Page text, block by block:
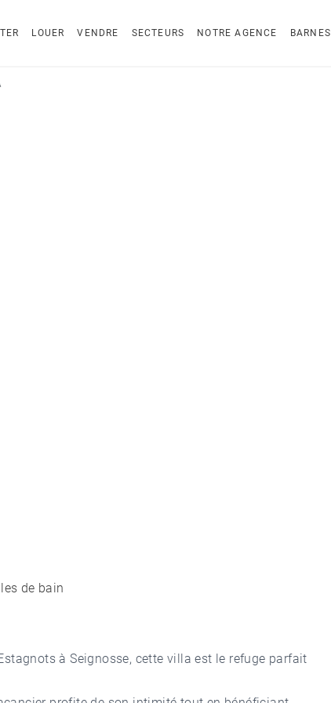
LOUER VENDRE SECTEURS NOTRE AGENCE BARNES
de bain
à Seignosse, cette villa est le refuge parfait